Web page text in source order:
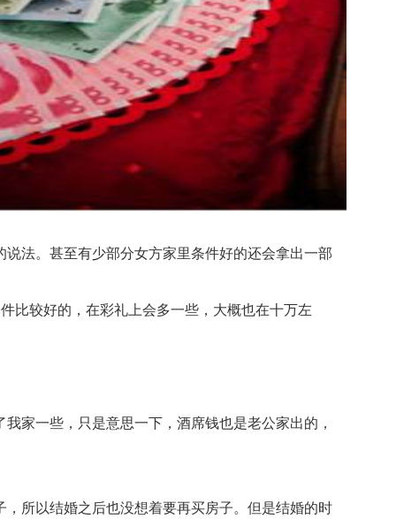
法。甚至有少部分女方家里条件好的还会拿出一部
较好的，在彩礼上会多一些，大概也在十万左
一些，只是意思一下，酒席钱也是老公家出的，
所以结婚之后也没想着要再买房子。但是结婚的时